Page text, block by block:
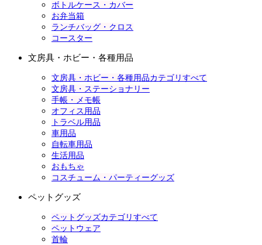
ボトルケース・カバー
お弁当箱
ランチバッグ・クロス
コースター
文房具・ホビー・各種用品
文房具・ホビー・各種用品カテゴリすべて
文房具・ステーショナリー
手帳・メモ帳
オフィス用品
トラベル用品
車用品
自転車用品
生活用品
おもちゃ
コスチューム・パーティーグッズ
ペットグッズ
ペットグッズカテゴリすべて
ペットウェア
首輪